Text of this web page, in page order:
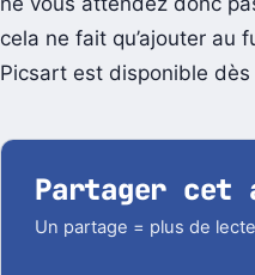
Les images générées
ne vous attendez donc
cela ne fait qu’ajouter au
Partager cet